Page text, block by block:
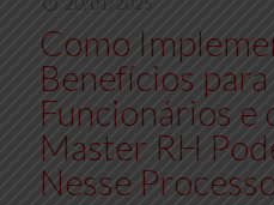
Como
Benefícios para
Funcionários e
Master RH
Nesse